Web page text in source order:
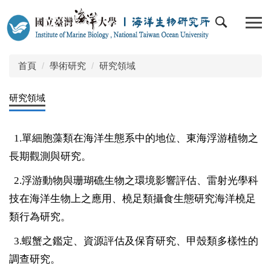
到
主
首頁 學術研究 研究領域
研究領域
1.單細胞藻類在海洋生態系中的地位、東海浮游植物之
長期觀測與研究。
2.浮游動物與珊瑚礁生物之環境影響評估、雷射光學科
技在海洋生物上之應用、橈足類攝食生態研究海洋橈足
類行為研究。
3.蝦蟹之鑑定、資源評估及保育研究、甲殼類多樣性的
調查研究。